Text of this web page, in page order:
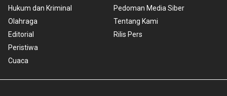
Hukum dan Kriminal
Olahraga
Editorial
Peristiwa
Cuaca
Pedoman Media Siber
Tentang Kami
Rilis Pers